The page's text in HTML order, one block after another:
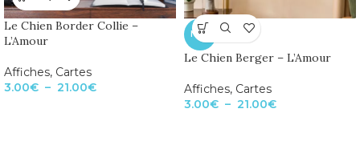
Le Chien Border Collie –
L’Amour
Affiches, Cartes
3.00€ – 21.00€
NEW
Le Chien Berger – L’Amour
Affiches, Cartes
3.00€ – 21.00€